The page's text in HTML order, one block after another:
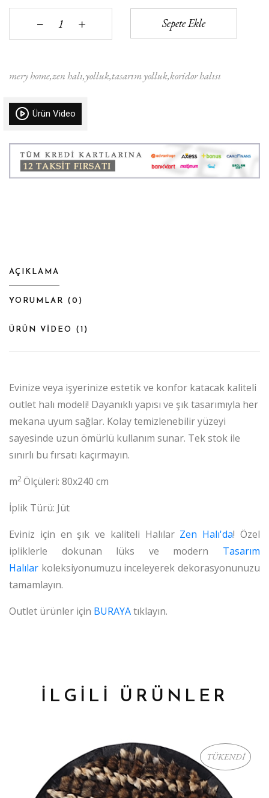
‒ + Sepete Ekle
mery homezen halı yolluktasarım yollukkoridor halısı
Ürün Video
AÇIKLAMA
YORUMLAR ( 0 )
ÜRÜN VİDEO ( 1 )
Evinize veya işyerinize estetik ve konfor katacak kaliteli
outlet halı modeli! Dayanıklı yapısı ve şık tasarımıyla her
mekana uyum sağlar. Kolay temizlenebilir yüzeyi
sayesinde uzun ömürlü kullanım sunar. Tek stok ile
sınırlı bu fırsatı kaçırmayın.
m2Ölçüleri: 80x240 cm
İplik Türü: Jüt
Eviniz için en şık ve kaliteli Halılar Zen Halı'da! Özel
ipliklerle dokunan lüks ve modern Tasarım
Halılar koleksiyonumuzu inceleyerek dekorasyonunuzu
tamamlayın.
Outlet ürünler için BURAYAtıklayın.
İLGİLİ ÜRÜNLER
TÜKENDİ